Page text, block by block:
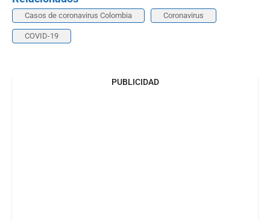
Casos de coronavirus Colombia Coronavirus
COVID-19
PUBLICIDAD